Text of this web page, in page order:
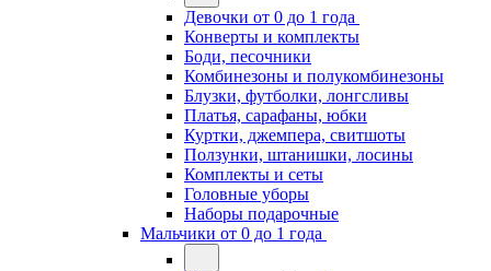
Девочки от 0 до 1 года
Конверты и комплекты
Боди, песочники
Комбинезоны и полукомбинезоны
Блузки, футболки, лонгсливы
Платья, сарафаны, юбки
Куртки, джемпера, свитшоты
Ползунки, штанишки, лосины
Комплекты и сеты
Головные уборы
Наборы подарочные
Мальчики от 0 до 1 года